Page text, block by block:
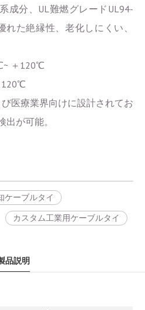
成分、UL難燃グレードUL94-
れた絶縁性、老化しにくい、
＋120℃
120℃
医療業界向けに設計されてお
が可能。
ケーブルタイ
カスタム工業用ケーブルタイ
品説明